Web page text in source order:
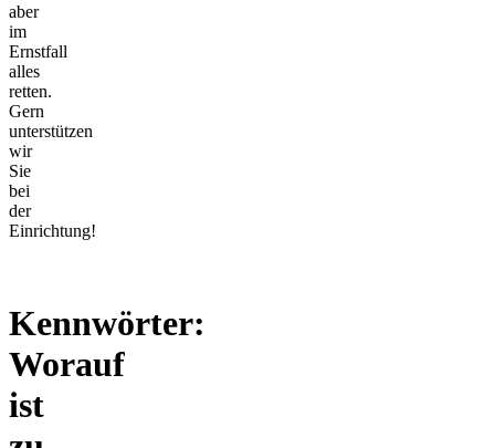
aber
im
Ernstfall
alles
retten.
Gern
unterstützen
wir
Sie
bei
der
Einrichtung!
Kennwörter:
Worauf
ist